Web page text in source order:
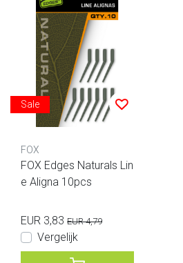
Sale
FOX
FOX Edges Naturals Lin
e Aligna 10pcs
EUR 3,83 EUR 4,79
Vergelijk